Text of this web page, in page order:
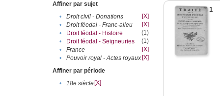
Affiner par sujet
•
Droit civil - Donations
[X]
•
Droit féodal - Franc-alleu‎
[X]
•
Droit féodal - Histoire
(1)
•
Droit féodal - Seigneuries
(1)
•
France
[X]
•
Pouvoir royal - Actes royaux [X]
Affiner par période
•
18e siècle[X]
1